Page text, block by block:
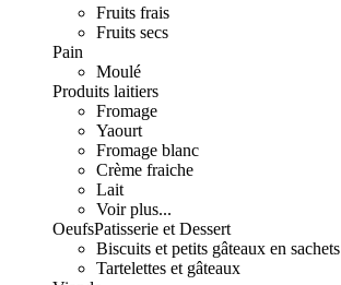
Fruits frais
Fruits secs
Pain
Moulé
Produits laitiers
Fromage
Yaourt
Fromage blanc
Crème fraiche
Lait
Voir plus...
OeufsPatisserie et Dessert
Biscuits et petits gâteaux en sachets
Tartelettes et gâteaux